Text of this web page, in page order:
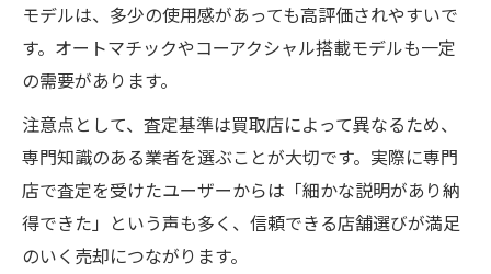
モデルは、多少の使用感があっても高評価されやすいで
す。オートマチックやコーアクシャル搭載モデルも一定
の需要があります。
注意点として、査定基準は買取店によって異なるため、
専門知識のある業者を選ぶことが大切です。実際に専門
店で査定を受けたユーザーからは「細かな説明があり納
得できた」という声も多く、信頼できる店舗選びが満足
のいく売却につながります。